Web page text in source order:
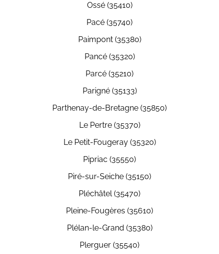
Ossé (35410)
Pacé (35740)
Paimpont (35380)
Pancé (35320)
Parcé (35210)
Parigné (35133)
Parthenay-de-Bretagne (35850)
Le Pertre (35370)
Le Petit-Fougeray (35320)
Pipriac (35550)
Piré-sur-Seiche (35150)
Pléchâtel (35470)
Pleine-Fougères (35610)
Plélan-le-Grand (35380)
Plerguer (35540)